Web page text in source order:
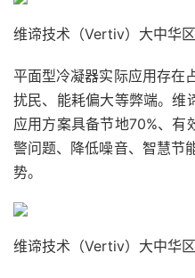
维谛技术（Vertiv）大中华
平面型冷凝器实际应用存在
扰民、能耗偏大等弊端。
应用方案具备节地70%、有
警问题、降低噪音、智慧节
势。
维谛技术（Vertiv）大中华